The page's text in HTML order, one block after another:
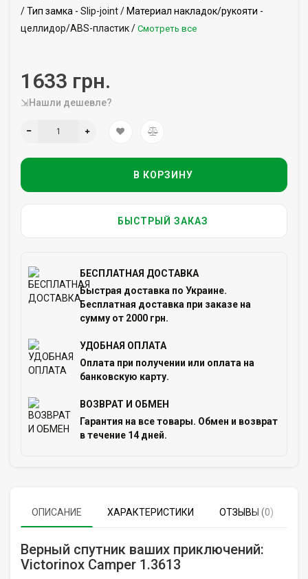
/Тип замка - Slip-joint / Материал накладок/рукояти -
целлидор/ABS-пластик / Смотреть все
1633 грн.
⇲Нашли дешевле?
В КОРЗИНУ
БЫСТРЫЙ ЗАКАЗ
БЕСПЛАТНАЯ ДОСТАВКА
Быстрая доставка по Украине.
Бесплатная доставка при заказе на
сумму от 2000 грн.
УДОБНАЯ ОПЛАТА
Оплата при получении или оплата на
банковскую карту.
ВОЗВРАТ И ОБМЕН
Гарантия на все товары. Обмен и возврат
в течение 14 дней.
ОПИСАНИЕ ХАРАКТЕРИСТИКИ ОТЗЫВЫ (0)
Верный спутник ваших приключений:
Victorinox Camper 1.3613